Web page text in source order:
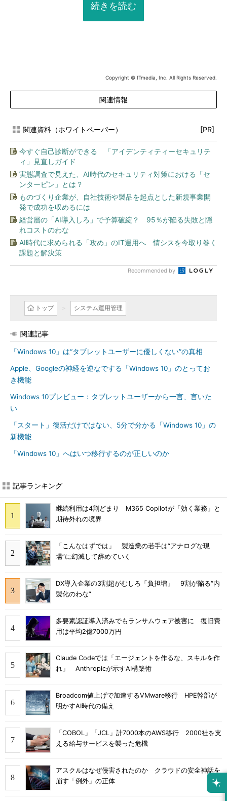
続きを読む
Copyright © ITmedia, Inc. All Rights Reserved.
関連情報
関連資料（ホワイトペーパー） [PR]
今すぐ自己診断ができる 「アイデンティティーセキュリテ
ィ」見直しガイド
実態調査で見えた、AI時代のセキュリティ対策における「セ
ンターピン」とは？
ものづくり企業が、自社技術や製品を起点とした新規事業開
発で成功を収めるには
経営層の「AI導入しろ」で予算破綻？ 95％が陥る失敗と隠
れコストのわな
AI時代に求められる「攻め」のIT運用へ 情シスを今取り巻く
課題と解決策
Recommended by
トップ システム運用管理
関連記事
「Windows 10」は“タブレットユーザーに優しくない”の真相
Apple、Googleの神経を逆なでする「Windows 10」のとってお
き機能
Windows 10プレビュー：タブレットユーザーから一言、言いた
い
「スタート」復活だけではない、5分で分かる「Windows 10」の
新機能
「Windows 10」へはいつ移行するのが正しいのか
記事ランキング
継続利用は4割どまり M365 Copilotが「効く業務」と
期待外れの境界
「こんなはずでは」 製造業の若手は“アナログな現
場”に幻滅して辞めていく
DX導入企業の3割超がむしろ「負担増」 9割が陥る“内
製化のわな”
多要素認証導入済みでもランサムウェア被害に 復旧費
用は平均2億7000万円
Claude Codeでは「エージェントを作るな、スキルを作
れ」 Anthropicが示すAI構築術
Broadcom値上げで加速するVMware移行 HPE幹部が
明かすAI時代の備え
「COBOL」「JCL」計7000本のAWS移行 2000社を支
える給与サービスを襲った危機
アスクルはなぜ侵害されたのか クラウドの安全神話を
崩す「例外」の正体